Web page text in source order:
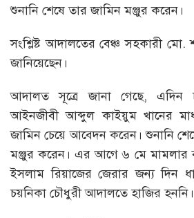
শুনানি শেষে তার জামিন মঞ্জুর করেন।
সংশ্লিষ্ট আদালতের বেঞ্চ সহকারী
জানিয়েছেন।
আদালত সূত্রে জানা গেছে, এদিন
আইনজীবী আব্দুল কাইয়ুম খানের
জামিন চেয়ে আবেদন করেন। শুনানি
মঞ্জুর করেন। এর আগে ৬ মে মামলার
ইসলাম রিয়াজের জেরার জন্য দিন
চয়নিকা চৌধুরী আদালতে হাজির হননি।